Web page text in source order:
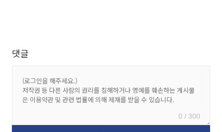
댓글
0 / 300